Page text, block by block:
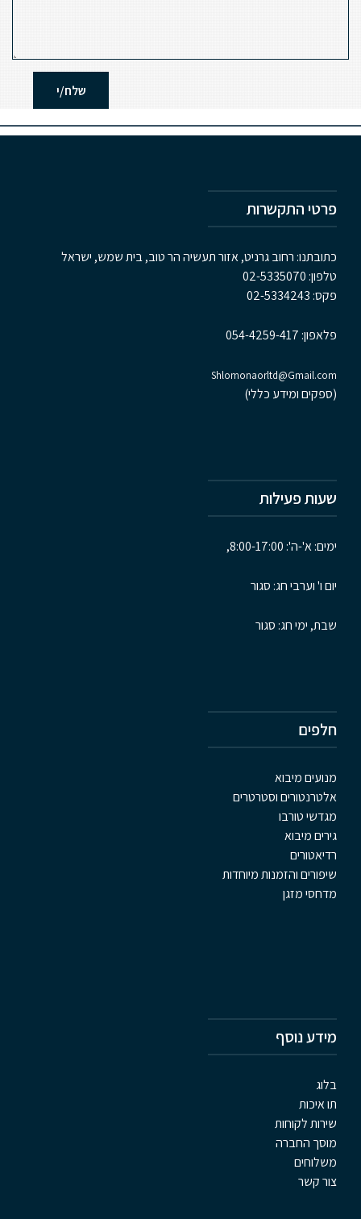
פרטי התקשרות
כתובתנו: רחוב גרניט, אזור תעשיה הר טוב, בית שמש, ישראל
טלפון: 02-5335070
פקס: 02-5334243
פלאפון: 054-4259-417
Shlomonaorltd@Gmail.com
(ספקים ומידע כללי)
שעות פעילות
ימים: א'-ה': 8:00-17:00,
יום ו' וערבי חג: סגור
שבת, ימי חג: סגור
חלפים
מנועים מיבוא
אלטרנטורים וסטרטרים
מגדשי טורבו
גירים מיבוא
רדיאטורים
שיפורים והזמנות מיוחדות
מדחסי מזגן
מידע נוסף
בלוג
תו איכות
שירות לקוחות
מוסך החברה
משלוחים
צור קשר